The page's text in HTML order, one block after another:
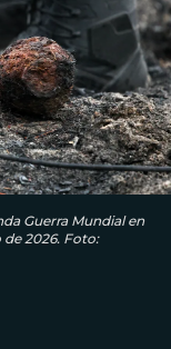
Guerra Mundial en
de 2026. Foto: